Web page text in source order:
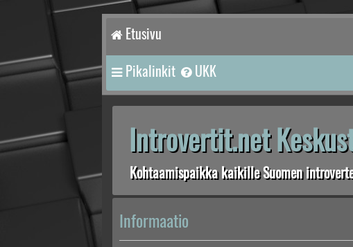
Etusivu
Pikalinkit UKK
Introvertit.net
Kohtaamispaikka kaikille Suomen
Informaatio